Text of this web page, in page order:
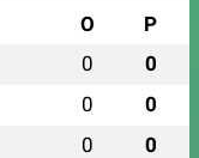
O P
0 0
0 0
0 0